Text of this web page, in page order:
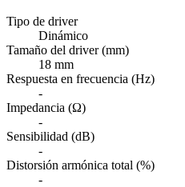
Tipo de driver
Dinámico
Tamaño del driver (mm)
18 mm
Respuesta en frecuencia (Hz)
-
Impedancia (Ω)
-
Sensibilidad (dB)
-
Distorsión armónica total (%)
-